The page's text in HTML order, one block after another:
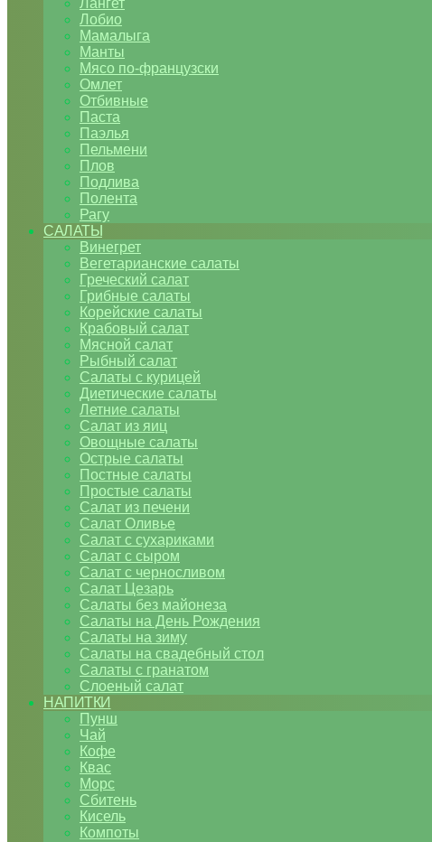
Лангет
Лобио
Мамалыга
Манты
Мясо по-французски
Омлет
Отбивные
Паста
Паэлья
Пельмени
Плов
Подлива
Полента
Рагу
САЛАТЫ
Винегрет
Вегетарианские салаты
Греческий салат
Грибные салаты
Корейские салаты
Крабовый салат
Мясной салат
Рыбный салат
Салаты с курицей
Диетические салаты
Летние салаты
Салат из яиц
Овощные салаты
Острые салаты
Постные салаты
Простые салаты
Салат из печени
Салат Оливье
Салат с сухариками
Салат с сыром
Салат с черносливом
Салат Цезарь
Салаты без майонеза
Салаты на День Рождения
Салаты на зиму
Салаты на свадебный стол
Салаты с гранатом
Слоеный салат
НАПИТКИ
Пунш
Чай
Кофе
Квас
Морс
Сбитень
Кисель
Компоты